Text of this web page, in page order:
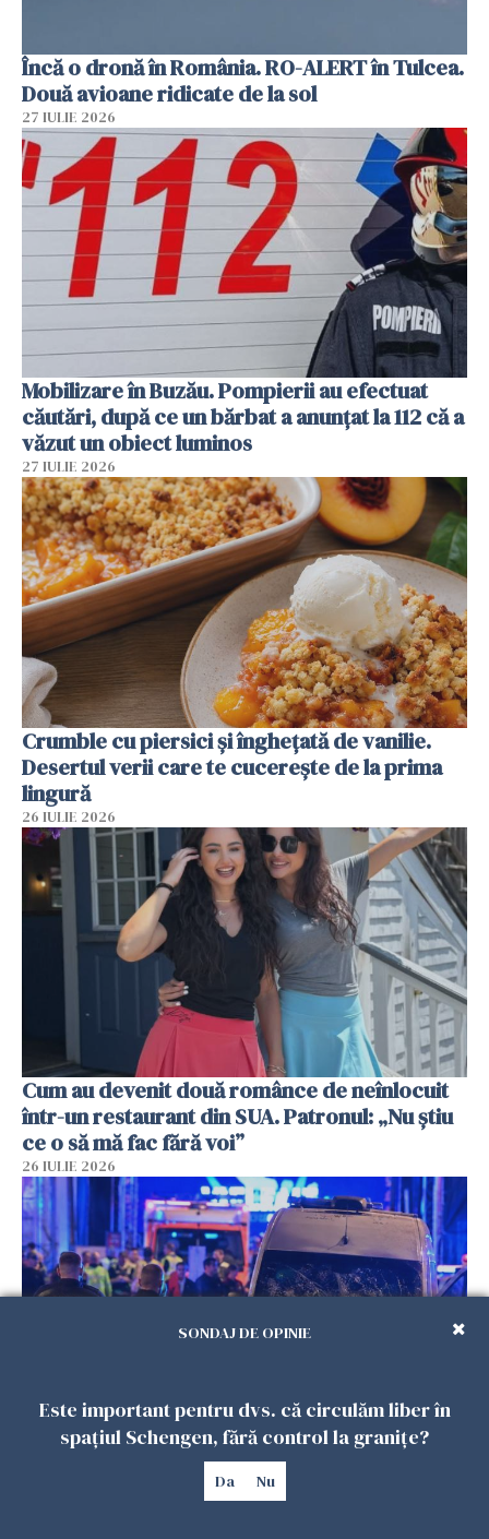
Încă o dronă în România. RO-ALERT în Tulcea.
Două avioane ridicate de la sol
27 IULIE 2026
Mobilizare în Buzău. Pompierii au efectuat
căutări, după ce un bărbat a anunțat la 112 că a
văzut un obiect luminos
27 IULIE 2026
Crumble cu piersici și înghețată de vanilie.
Desertul verii care te cucerește de la prima
lingură
26 IULIE 2026
Cum au devenit două românce de neînlocuit
într-un restaurant din SUA. Patronul: „Nu știu
ce o să mă fac fără voi”
26 IULIE 2026
Teroare la Berlin, în timpul Gay Pride: o dubiță
a intrat în mulțime. Un mort și 15 răniți
SONDAJ DE OPINIE
Este important pentru dvs. că circulăm liber în
spațiul Schengen, fără control la granițe?
Da Nu